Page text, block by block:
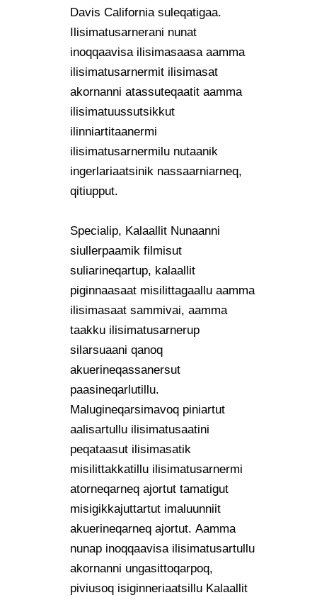
Davis California suleqatigaa.
Ilisimatusarnerani nunat
inoqqaavisa ilisimasaasa aamma
ilisimatusarnermit ilisimasat
akornanni atassuteqaatit aamma
ilisimatuussutsikkut
ilinniartitaanermi
ilisimatusarnermilu nutaanik
ingerlariaatsinik nassaarniarneq,
qitiupput.
Specialip, Kalaallit Nunaanni
siullerpaamik filmisut
suliarineqartup, kalaallit
piginnaasaat misilittagaallu aamma
ilisimasaat sammivai, aamma
taakku ilisimatusarnerup
silarsuaani qanoq
akuerineqassanersut
paasineqarlutillu.
Malugineqarsimavoq piniartut
aalisartullu ilisimatusaatini
peqataasut ilisimasatik
misilittakkatillu ilisimatusarnermi
atorneqarneq ajortut tamatigut
misigikkajuttartut imaluunniit
akuerineqarneq ajortut. Aamma
nunap inoqqaavisa ilisimatusartullu
akornanni ungasittoqarpoq,
piviusoq isiginneriaatsillu Kalaallit